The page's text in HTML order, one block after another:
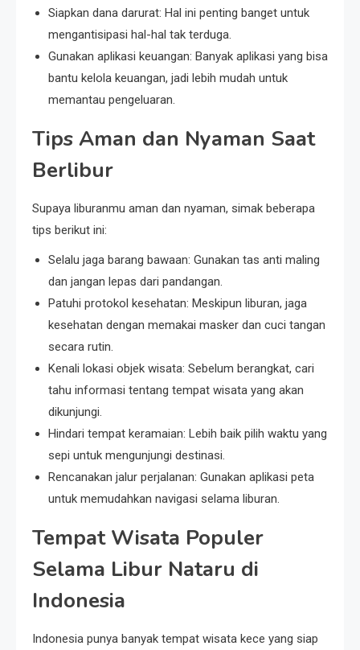
Siapkan dana darurat: Hal ini penting banget untuk
mengantisipasi hal-hal tak terduga.
Gunakan aplikasi keuangan: Banyak aplikasi yang bisa
bantu kelola keuangan, jadi lebih mudah untuk
memantau pengeluaran.
Tips Aman dan Nyaman Saat
Berlibur
Supaya liburanmu aman dan nyaman, simak beberapa
tips berikut ini:
Selalu jaga barang bawaan: Gunakan tas anti maling
dan jangan lepas dari pandangan.
Patuhi protokol kesehatan: Meskipun liburan, jaga
kesehatan dengan memakai masker dan cuci tangan
secara rutin.
Kenali lokasi objek wisata: Sebelum berangkat, cari
tahu informasi tentang tempat wisata yang akan
dikunjungi.
Hindari tempat keramaian: Lebih baik pilih waktu yang
sepi untuk mengunjungi destinasi.
Rencanakan jalur perjalanan: Gunakan aplikasi peta
untuk memudahkan navigasi selama liburan.
Tempat Wisata Populer
Selama Libur Nataru di
Indonesia
Indonesia punya banyak tempat wisata kece yang siap